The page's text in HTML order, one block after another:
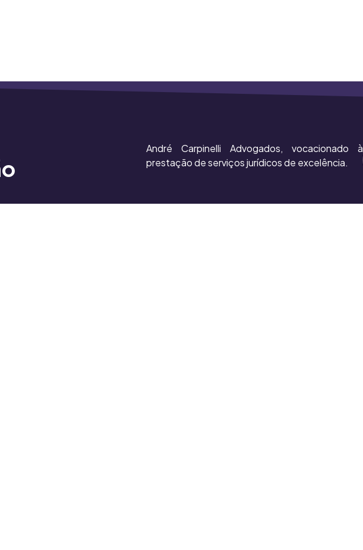
André Carpinelli Advogados, vocacionado à
prestação de serviços jurídicos de excelência.